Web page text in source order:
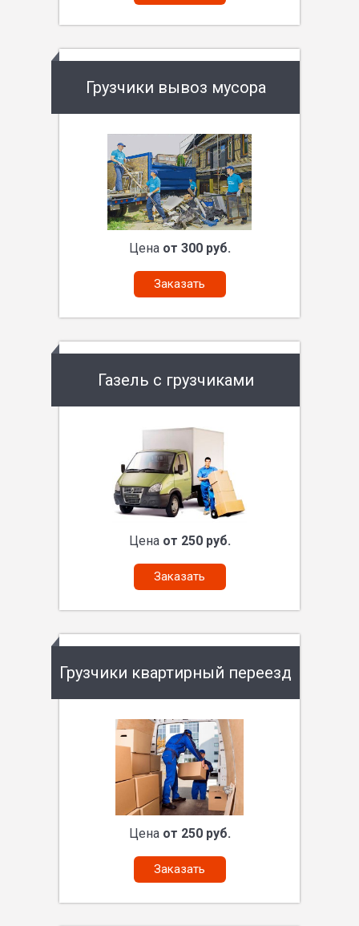
Грузчики вывоз мусора
Цена от 300 руб.
Заказать
Газель с грузчиками
Цена от 250 руб.
Заказать
Грузчики квартирный переезд
Цена от 250 руб.
Заказать